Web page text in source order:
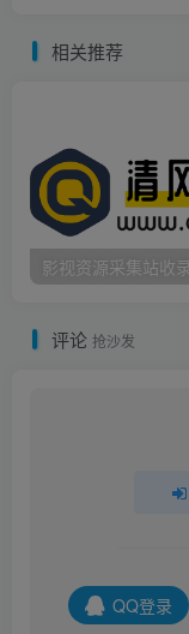
相关推荐
评论 抢沙发
QQ登录